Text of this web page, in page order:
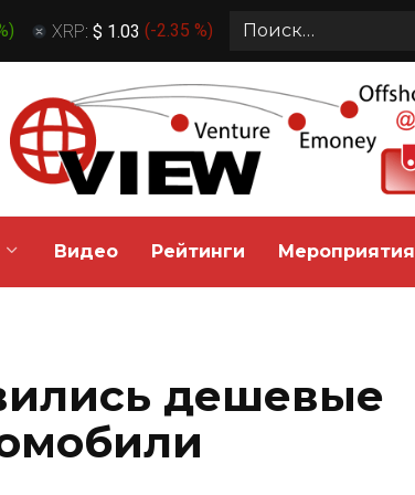
) XRP: $ 1.03 (-2.35 %)
Search
Видео Рейтинги Мероприятия
дешевые